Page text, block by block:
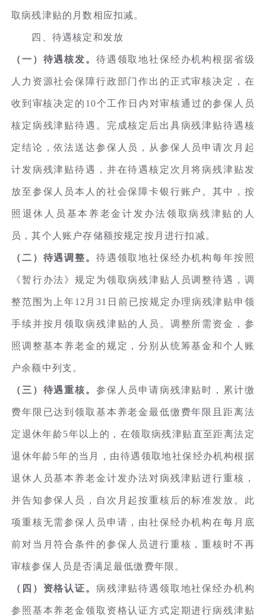
取病残津贴的月数相应扣减。
四、待遇核定和发放
（一）待遇核发。 待遇领取地社保经办机构根据省级
人力资源社会保障行政部门作出的正式审核决定，在
收到审核决定的10个工作日内对审核通过的参保人员
核定病残津贴待遇。完成核定后出具病残津贴待遇核
定结论，依法送达参保人员，从参保人员申请次月起
计发病残津贴待遇，并在待遇核定次月将病残津贴发
放至参保人员本人的社会保障卡银行账户。其中，按
照退休人员基本养老金计发办法领取病残津贴的人
员，其个人账户存储额按规定按月进行扣减。
（二）待遇调整。 待遇领取地社保经办机构每年按照
《暂行办法》规定为领取病残津贴人员调整待遇，调
整范围为上年12月31日前已按规定办理病残津贴申领
手续并按月领取病残津贴的人员。调整所需资金，参
照调整基本养老金的规定，分别从统筹基金和个人账
户余额中列支。
（三）待遇重核。 参保人员申请病残津贴时，累计缴
费年限已达到领取基本养老金最低缴费年限且距离法
定退休年龄5年以上的，在领取病残津贴直至距离法定
退休年龄5年的当月，由待遇领取地社保经办机构根据
退休人员基本养老金计发办法对病残津贴进行重核，
并告知参保人员，自次月起按重核后的标准发放。此
项重核无需参保人员申请，由社保经办机构在每月底
前对当月符合条件的参保人员进行重核，重核时不再
审核参保人员是否满足最低缴费年限。
（四）资格认证。 病残津贴待遇领取地社保经办机构
参照基本养老金领取资格认证方式定期进行病残津贴